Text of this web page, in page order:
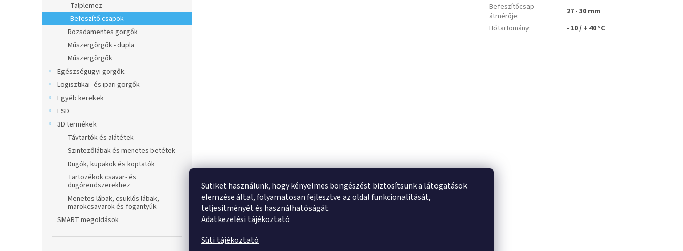
Sütiket használunk, hogy kényelmes böngészést biztosítsunk a látogatások
elemzése által, folyamatosan fejlesztve az oldal funkcionalitását,
teljesítményét és használhatóságát.
Adatkezelési tájékoztató
Süti tájékoztató
Talplemez
Befeszítő csapok
Rozsdamentes görgők
Műszergörgők - dupla
Műszergörgők
Egészségügyi görgők
Logisztikai- és ipari görgők
Egyéb kerekek
ESD
3D termékek
Távtartók és alátétek
Szintezőlábak és menetes betétek
Dugók, kupakok és koptatók
Tartozékok csavar- és
dugórendszerekhez
Menetes lábak, csuklós lábak,
marokcsavarok és fogantyúk
SMART megoldások
Befeszítőcsap
átmérője:
27 - 30 mm
Hőtartomány: - 10 / + 40 °C